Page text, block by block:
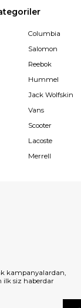
Columbia
Salomon
Reebok
Hummel
Jack Wolfskin
Vans
Scooter
Lacoste
Merrell
kampanyalardan,
ilk siz haberdar